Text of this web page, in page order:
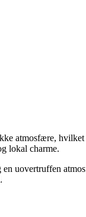
atmosfære,
lokal charme.
uovertruffen